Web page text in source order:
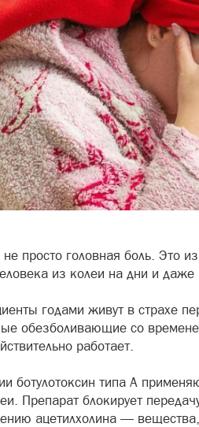
просто головная боль. Это
из колеи на дни и даже
годами живут в страхе
обезболивающие со
работает.
ботулотоксин типа А
Препарат блокирует
ацетилхолина —